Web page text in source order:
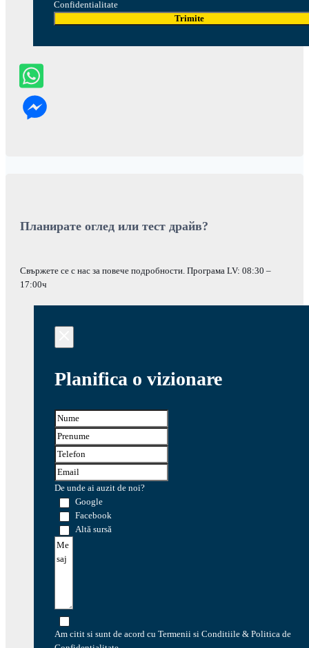
Confidentialitate
Trimite
Планирате оглед или тест драйв?
Свържете се с нас за повече подробности. Програма LV: 08:30 –
17:00ч
Planifica o vizionare
De unde ai auzit de noi?
Google
Facebook
Altă sursă
Am citit si sunt de acord cu Termenii si Conditiile & Politica de